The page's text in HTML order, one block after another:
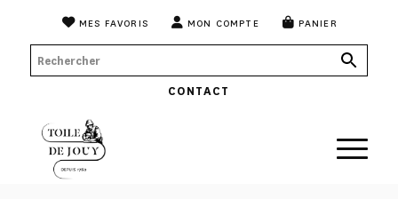
MES FAVORIS MON COMPTE PANIER
CONTACT